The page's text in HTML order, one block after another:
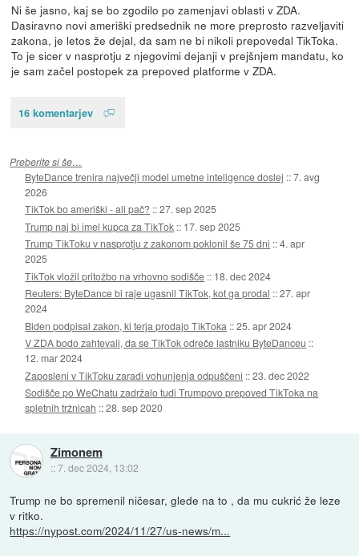
Ni še jasno, kaj se bo zgodilo po zamenjavi oblasti v ZDA.
Dasiravno novi ameriški predsednik ne more preprosto razveljaviti
zakona, je letos že dejal, da sam ne bi nikoli prepovedal TikToka.
To je sicer v nasprotju z njegovimi dejanji v prejšnjem mandatu, ko
je sam začel postopek za prepoved platforme v ZDA.
16 komentarjev
Preberite si še…
ByteDance trenira največji model umetne inteligence doslej ::7. avg
2026
TikTok bo ameriški - ali pač? ::27. sep 2025
Trump naj bi imel kupca za TikTok :: 17. sep 2025
Trump TikToku v nasprotju z zakonom poklonil še 75 dni ::4. apr
2025
TikTok vložil pritožbo na vrhovno sodišče :: 18. dec 2024
Reuters: ByteDance bi raje ugasnil TikTok, kot ga prodal ::27. apr
2024
Biden podpisal zakon, ki terja prodajo TikToka ::25. apr 2024
V ZDA bodo zahtevali, da se TikTok odreče lastniku ByteDanceu ::
12. mar 2024
Zaposleni v TikToku zaradi vohunjenja odpuščeni ::23. dec 2022
Sodišče po WeChatu zadržalo tudi Trumpovo prepoved TikToka na
spletnih tržnicah ::28. sep 2020
Zimonem
::7. dec 2024, 13:02
Trump ne bo spremenil ničesar, glede na to , da mu cukrić že leze
v ritko.
https://nypost.com/2024/11/27/us-news/m...